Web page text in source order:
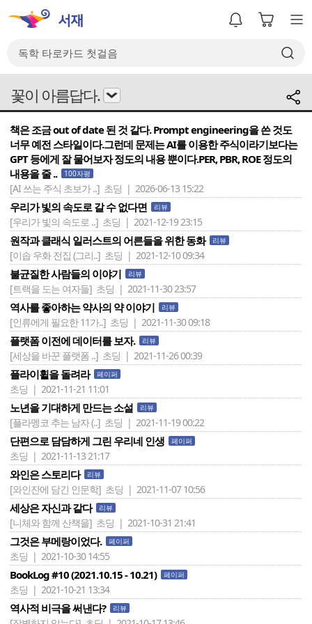
꽃이 아름답다.
책은 조금 out of date 된 것 같다. Prompt engineering을 쓴 것도
너무 예전 스타일이다.그런데 문제는 AI를 이용한 주식이라기보다는
GPT 등에게 잘 물어보자 정도의 내용 뿐이다.PER, PBR, ROE 정도의
내용을 줄 ..
100자평
[AI 쓰는 주식 초보가 ..] 초딩 | 2026-06-13 15:22
우리가 빛의 속도로 갈 수 없다면 리뷰
[우리가 빛의 속도로 ..] 초딩 | 2021-12-19 23:15
원작과 클래식 일러스트의 어른들을 위한 동화 리뷰
[이솝 우화 전집 (그리..] 초딩 | 2021-12-10 09:34
불균질한 사람들의 이야기 리뷰
[트랙을 도는 여자들] 초딩 | 2021-11-30 23:57
역사를 좋아하는 약사의 약 이야기 리뷰
[인류에게 필요한 11가..] 초딩 | 2021-11-30 09:18
플랫폼 이전에 데이터를 보자. 리뷰
[세상을 바꾼 플랫폼 ..] 초딩 | 2021-11-26 00:39
플라이휠을 돌려라 페이퍼
초딩 | 2021-11-21 11:01
노년을 기대하게 만드는 소설 리뷰
[플라멩코 추는 남자 (..] 초딩 | 2021-11-19 00:22
단편으로 담담하게 그린 우리네 인생 페이퍼
초딩 | 2021-11-13 21:17
와인은 스토리다 리뷰
[와인잔에 담긴 인문학] 초딩 | 2021-11-07 10:56
세상은 자신과 같다 리뷰
[니체와 함께 산책을] 초딩 | 2021-10-31 21:41
그것은 부메랑이었다. 페이퍼
초딩 | 2021-10-30 14:55
BookLog #10 (2021.10.15 - 10.21) 페이퍼
초딩 | 2021-10-21 13:34
역사적 비극을 써낸다? 리뷰